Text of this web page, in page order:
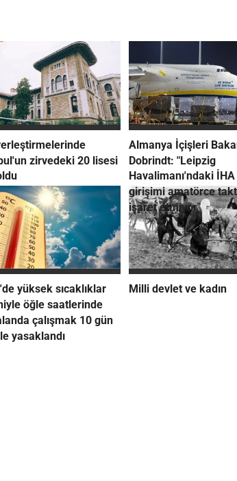
zirvedeki 20 lisesi
Almanya İçişleri
Dobrindt: "Leipzig
Havalimanı'ndaki İHA
girişimi amatörce
işaret etmiyor"
yüksek sıcaklıklar
öğle saatlerinde
çalışmak 10 gün
yasaklandı
Milli devlet ve kadın